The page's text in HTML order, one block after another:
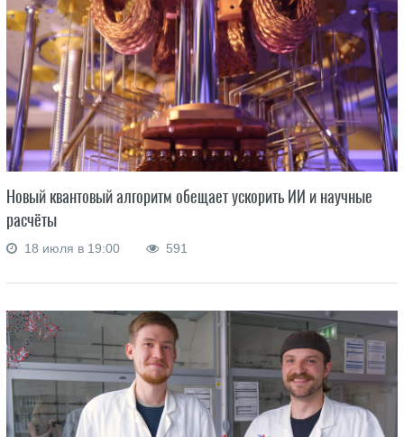
Новый квантовый алгоритм обещает ускорить ИИ и научные
расчёты
18 июля в 19:00 591